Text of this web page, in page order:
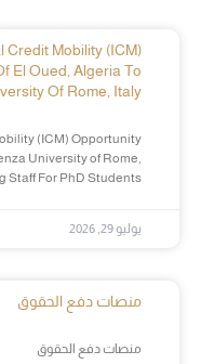
Credit Mobility (ICM)
El Oued, Algeria To
Of Rome, Italy
(ICM) Opportunity
University of Rome,
Staff For PhD Students
يوليو 29, 2026
منصات دفع الحقوق
منصات دفع الحقوق